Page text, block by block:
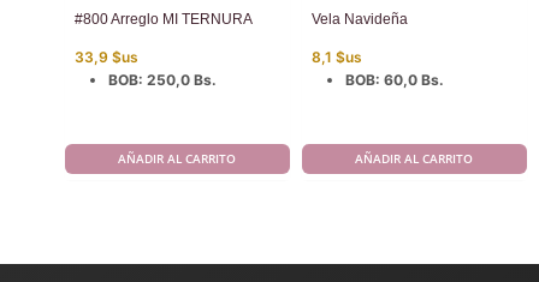
#800 Arreglo MI TERNURA
33,9 $us
BOB: 250,0 Bs.
AÑADIR AL CARRITO
Vela Navideña
8,1 $us
BOB: 60,0 Bs.
AÑADIR AL CARRITO